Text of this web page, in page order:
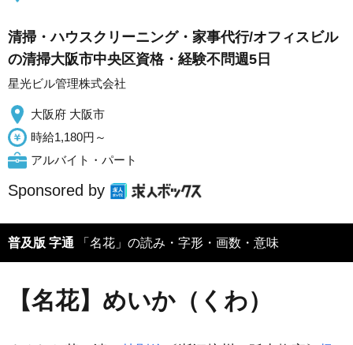
清掃・ハウスクリーニング・家事代行/オフィスビル
の清掃大阪市中央区資格・経験不問週5日
星光ビル管理株式会社
大阪府 大阪市
時給1,180円～
アルバイト・パート
Sponsored by
普及版 字通 「名花」の読み・字形・画数・意味
【名花】めいか（くわ）